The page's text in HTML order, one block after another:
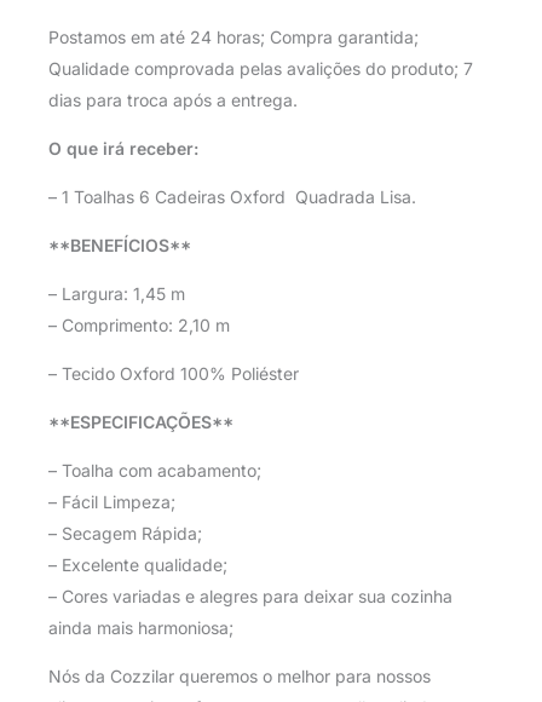
Postamos em até 24 horas; Compra garantida;
Qualidade comprovada pelas avalições do produto; 7
dias para troca após a entrega.
O que irá receber:
– 1 Toalhas 6 Cadeiras Oxford Quadrada Lisa.
**BENEFÍCIOS**
– Largura: 1,45 m
– Comprimento: 2,10 m
– Tecido Oxford 100% Poliéster
**ESPECIFICAÇÕES**
– Toalha com acabamento;
– Fácil Limpeza;
– Secagem Rápida;
– Excelente qualidade;
– Cores variadas e alegres para deixar sua cozinha
ainda mais harmoniosa;
Nós da Cozzilar queremos o melhor para nossos